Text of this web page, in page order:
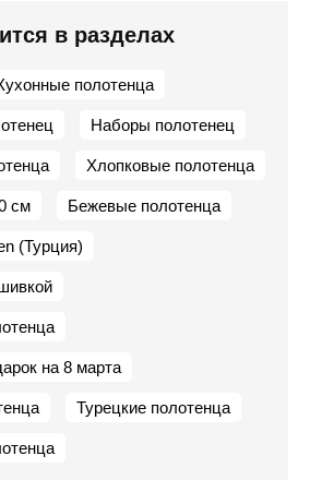
в разделах
полотенца
Наборы полотенец
Хлопковые полотенца
см Бежевые полотенца
(Турция)
на 8 марта
Турецкие полотенца